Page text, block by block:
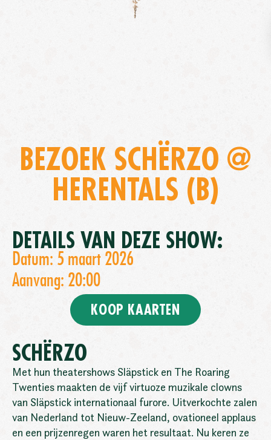
BEZOEK SCHËRZO @
HERENTALS (B)
DETAILS VAN DEZE SHOW:
Datum: 5 maart 2026
Aanvang: 20:00
KOOP KAARTEN
SCHËRZO
Met hun theatershows Släpstick en The Roaring
Twenties maakten de vijf virtuoze muzikale clowns
van Släpstick internationaal furore. Uitverkochte zalen
van Nederland tot Nieuw-Zeeland, ovationeel applaus
en een prijzenregen waren het resultaat. Nu keren ze